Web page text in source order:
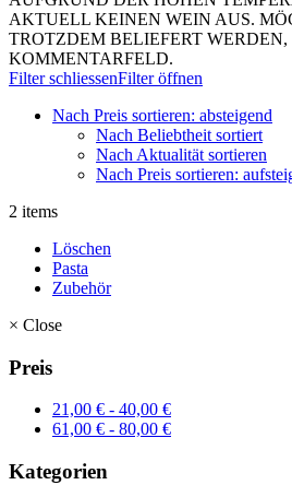
AKTUELL KEINEN WEIN AUS.
TROTZDEM BELIEFERT WERDEN,
KOMMENTARFELD.
Filter schliessenFilter öffnen
Nach Preis sortieren: absteigend
Nach Beliebtheit sortiert
Nach Aktualität sortieren
Nach Preis sortieren:
2 items
Löschen
Pasta
Zubehör
× Close
Preis
21,00 € - 40,00 €
61,00 € - 80,00 €
Kategorien